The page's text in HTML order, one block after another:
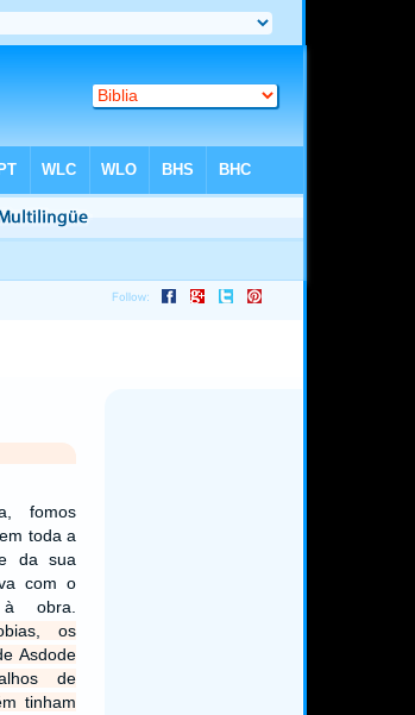
fomos
toda a
da sua
com o
à obra.
os
Asdode
de
tinham